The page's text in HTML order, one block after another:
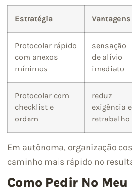
Estratégia Vantagens
Protocolar rápido
com anexos
mínimos
sensação
de alívio
imediato
Protocolar com
checklist e
ordem
reduz
exigência e
retrabalho
Em autônoma, organização
caminho mais rápido no
Como Pedir No Meu